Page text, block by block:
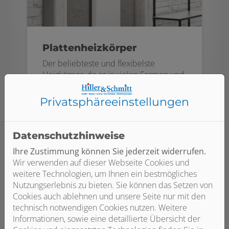
Plattenheizkörper
Der beliebteste und flexibelste
Heizkörper, da er in vielen Formen und
Designs verfügbar ist. Je nach Bauweise
finden 50–70 % der Wärmeübertragung
durch Strahlungswärme statt.
Privatsphäre­einstellungen
Datenschutzhinweise
Ihre Zustimmung können Sie jederzeit widerrufen.
Wir verwenden auf dieser Webseite Cookies und
weitere Technologien, um Ihnen ein bestmögliches
Nutzungserlebnis zu bieten. Sie können das Setzen von
Cookies auch ablehnen und unsere Seite nur mit den
technisch notwendigen Cookies nutzen. Weitere
Informationen, sowie eine detaillierte Übersicht der